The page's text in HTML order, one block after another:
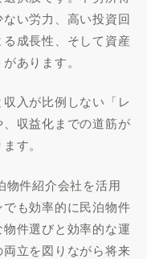
い労力、高い投資回
成長性、そして資産
あります。
入が比例しない「レ
収益化までの道筋が
す。
物件紹介会社を活用
も効率的に民泊物件
件選びと効率的な運
立を図りながら将来